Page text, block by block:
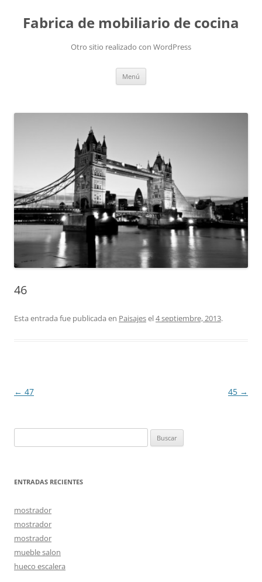
Fabrica de mobiliario de cocina
Otro sitio realizado con WordPress
Menú
46
Esta entrada fue publicada en Paisajesel4 septiembre, 2013.
Navegación
← 47 45 →
ENTRADAS RECIENTES
mostrador
mostrador
mostrador
mueble salon
hueco escalera